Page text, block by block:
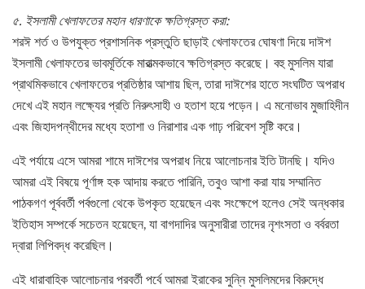
৫. ইসলামী খেলাফতের মহান ধারণাকে ক্ষতিগ্রস্ত করা:
শরঈ শর্ত ও উপযুক্ত প্রশাসনিক প্রস্তুতি ছাড়াই খেলাফতের ঘোষণা দিয়ে দাঈশ
ইসলামী খেলাফতের ভাবমূর্তিকে মারাত্মকভাবে ক্ষতিগ্রস্ত করেছে। বহু মুসলিম যারা
প্রাথমিকভাবে খেলাফতের প্রতিষ্ঠার আশায় ছিল, তারা দাঈশের হাতে সংঘটিত অপরাধ
দেখে এই মহান লক্ষ্যের প্রতি নিরুৎসাহী ও হতাশ হয়ে পড়েন। এ মনোভাব মুজাহিদীন
এবং জিহাদপন্থীদের মধ্যে হতাশা ও নিরাশার এক গাঢ় পরিবেশ সৃষ্টি করে।
এই পর্যায়ে এসে আমরা শামে দাঈশের অপরাধ নিয়ে আলোচনার ইতি টানছি। যদিও
আমরা এই বিষয়ে পূর্ণাঙ্গ হক আদায় করতে পারিনি, তবুও আশা করা যায় সম্মানিত
পাঠকগণ পূর্ববর্তী পর্বগুলো থেকে উপকৃত হয়েছেন এবং সংক্ষেপে হলেও সেই অন্ধকার
ইতিহাস সম্পর্কে সচেতন হয়েছেন, যা বাগদাদির অনুসারীরা তাদের নৃশংসতা ও বর্বরতা
দ্বারা লিপিবদ্ধ করেছিল।
এই ধারাবাহিক আলোচনার পরবর্তী পর্বে আমরা ইরাকের সুন্নি মুসলিমদের বিরুদ্ধে